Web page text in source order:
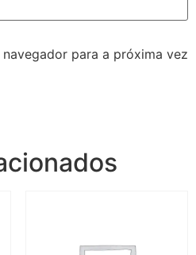
para a próxima vez